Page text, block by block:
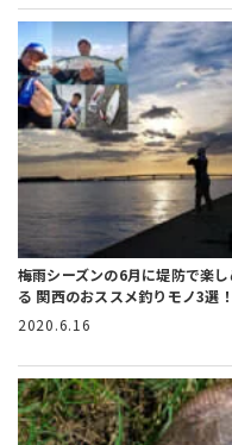
梅雨シーズンの6月に堤防で楽し
る 関西のおススメ釣りモノ3選！
2020.6.16